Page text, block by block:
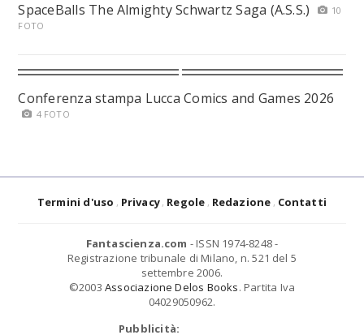
SpaceBalls The Almighty Schwartz Saga (A.S.S.)
10
FOTO
Conferenza stampa Lucca Comics and Games 2026
4 FOTO
Termini d'uso Privacy Regole Redazione Contatti
Fantascienza.com - ISSN 1974-8248 -
Registrazione tribunale di Milano, n. 521 del 5
settembre 2006.
©2003 Associazione Delos Books. Partita Iva
04029050962.
Pubblicità: